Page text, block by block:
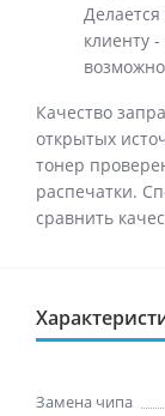
клиенту
Качество
открытых
тонер
распечатки.
сравнить
Замена чипа